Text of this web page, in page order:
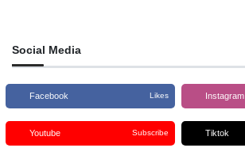
Social Media
Facebook Likes Instagram
Youtube Subscribe Tiktok